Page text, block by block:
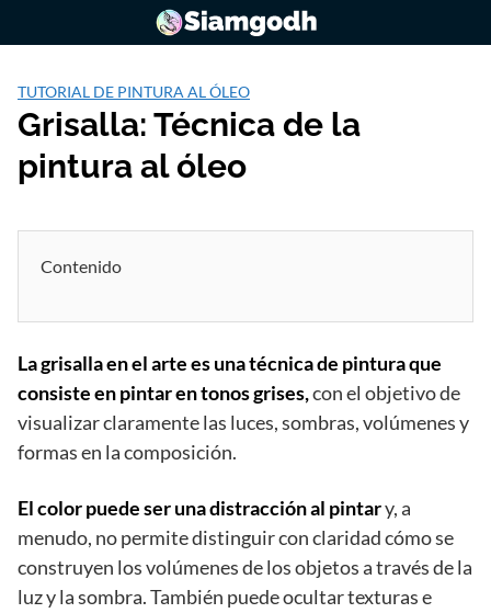
TUTORIAL DE PINTURA AL ÓLEO
Grisalla: Técnica de la
pintura al óleo
Contenido
La grisalla en el arte es una técnica de pintura que
consiste en pintar en tonos grises,con el objetivo de
visualizar claramente las luces, sombras, volúmenes y
formas en la composición.
El color puede ser una distracción al pintary, a
menudo, no permite distinguir con claridad cómo se
construyen los volúmenes de los objetos a través de la
luz y la sombra. También puede ocultar texturas e